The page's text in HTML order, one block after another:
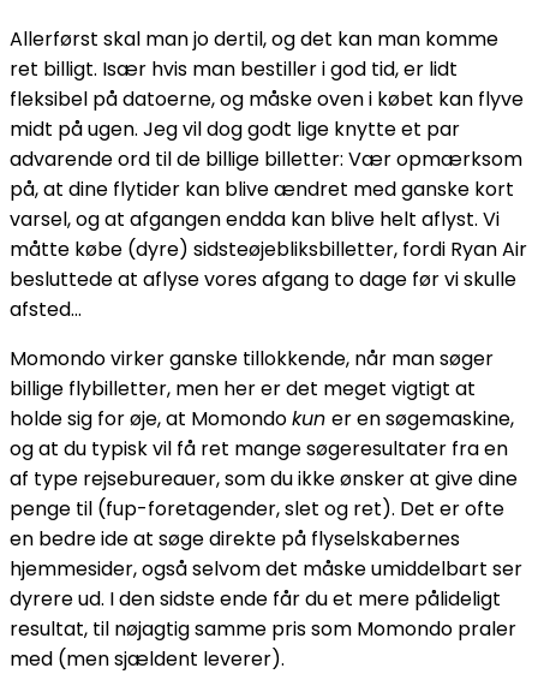
Allerførst skal man jo dertil, og det kan man komme
ret billigt. Især hvis man bestiller i god tid, er lidt
fleksibel på datoerne, og måske oven i købet kan flyve
midt på ugen. Jeg vil dog godt lige knytte et par
advarende ord til de billige billetter: Vær opmærksom
på, at dine flytider kan blive ændret med ganske kort
varsel, og at afgangen endda kan blive helt aflyst. Vi
måtte købe (dyre) sidsteøjebliksbilletter, fordi Ryan Air
besluttede at aflyse vores afgang to dage før vi skulle
afsted…
Momondo virker ganske tillokkende, når man søger
billige flybilletter, men her er det meget vigtigt at
holde sig for øje, at Momondokun er en søgemaskine,
og at du typisk vil få ret mange søgeresultater fra en
af type rejsebureauer, som du ikke ønsker at give dine
penge til (fup-foretagender, slet og ret). Det er ofte
en bedre ide at søge direkte på flyselskabernes
hjemmesider, også selvom det måske umiddelbart ser
dyrere ud. I den sidste ende får du et mere pålideligt
resultat, til nøjagtig samme pris som Momondo praler
med (men sjældent leverer).